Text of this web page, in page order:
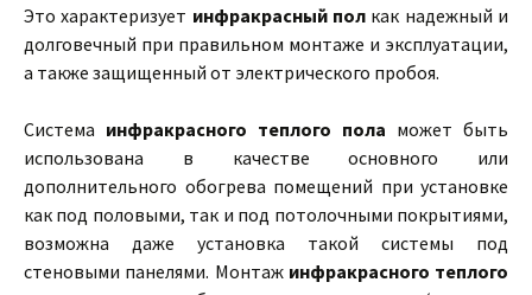
Это характеризует инфракрасный пол как надежный и
долговечный при правильном монтаже и эксплуатации,
а также защищенный от электрического пробоя.
Система инфракрасного теплого пола может быть
использована в качестве основного или
дополнительного обогрева помещений при установке
как под половыми, так и под потолочными покрытиями,
возможна даже установка такой системы под
стеновыми панелями. Монтаж инфракрасного теплого